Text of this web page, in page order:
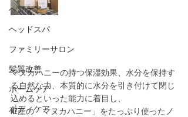
ヘアケア
ヘッドスパ
ファミリーサロン
髪質改善
ホームケア
ボディケア
マヌカハニーの持つ保湿効果、水分を保持す
る自然な力、本質的に水分を引き付けて閉じ
込めるといった能力に着目し、﻿
NZ産の「マヌカハニー」をたっぷり使ったノ